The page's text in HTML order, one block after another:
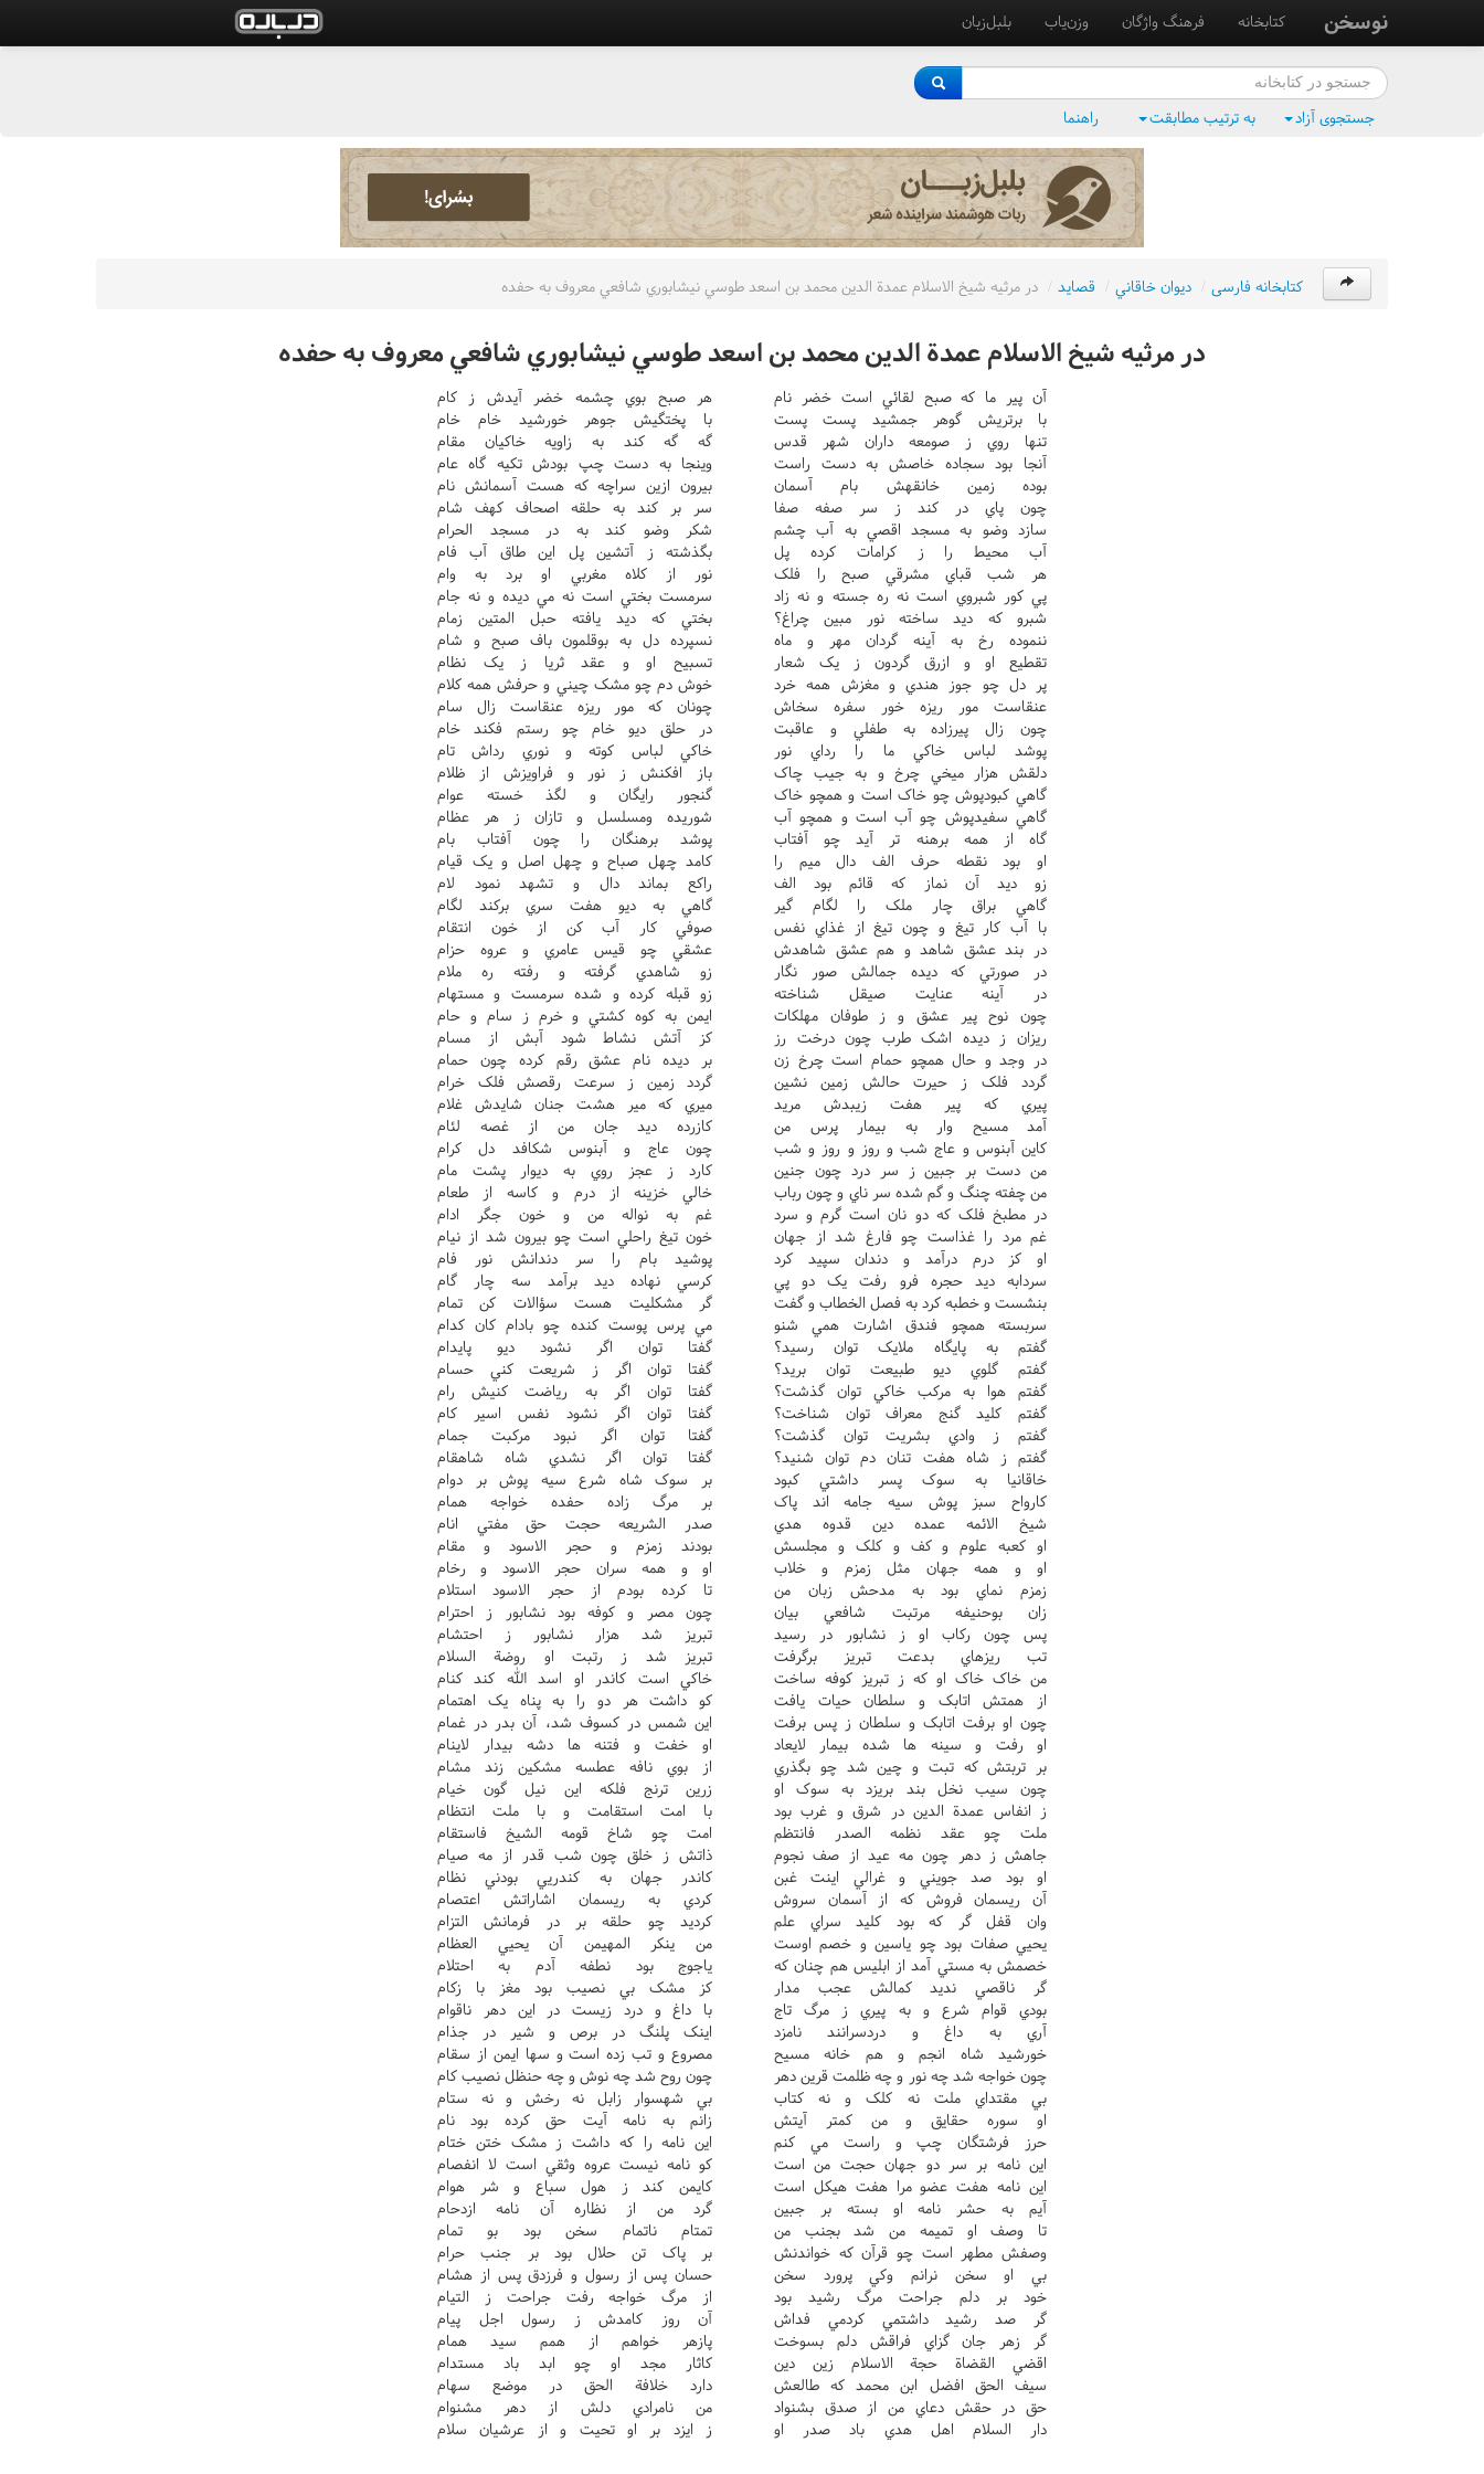
نوسخن کتابخانه فرهنگ واژگان وزن‌یاب بلبل‌زبان
جستجوی آزاد به ترتیب مطابقت راهنما
کتابخانه فارسی / ديوان خاقاني / قصايد / در مرثيه شيخ الاسلام عمدة الدين محمد بن اسعد طوسي نيشابوري شافعي معروف به حفده
در مرثيه شيخ الاسلام عمدة الدين محمد بن اسعد طوسي نيشابوري شافعي معروف به حفده
آن پير ما که صبح لقائي است خضر نام
هر صبح بوي چشمه خضر آيدش ز کام
با برتريش گوهر جمشيد پست پست
با پختگيش جوهر خورشيد خام خام
تنها روي ز صومعه داران شهر قدس
گه گه کند به زاويه خاکيان مقام
آنجا بود سجاده خاصش به دست راست
وينجا به دست چپ بودش تکيه گاه عام
بوده زمين خانقهش بام آسمان
بيرون ازين سراچه که هست آسمانش نام
چون پاي در کند ز سر صفه صفا
سر بر کند به حلقه اصحاف کهف شام
سازد وضو به مسجد اقصي به آب چشم
شکر وضو کند به در مسجد الحرام
آب محيط را ز کرامات کرده پل
بگذشته ز آتشين پل اين طاق آب فام
هر شب قباي مشرقي صبح را فلک
نور از کلاه مغربي او برد به وام
پي کور شبروي است نه ره جسته و نه زاد
سرمست بختي است نه مي ديده و نه جام
شبرو که ديد ساخته نور مبين چراغ؟
بختي که ديد يافته حبل المتين زمام
ننموده رخ به آينه گردان مهر و ماه
نسپرده دل به بوقلمون باف صبح و شام
تقطيع او و ازرق گردون ز يک شعار
تسبيح او و عقد ثريا ز يک نظام
پر دل چو جوز هندي و مغزش همه خرد
خوش دم چو مشک چيني و حرفش همه کلام
عنقاست مور ريزه خور سفره سخاش
چونان که مور ريزه عنقاست زال سام
چون زال پيرزاده به طفلي و عاقبت
در حلق ديو خام چو رستم فکند خام
پوشد لباس خاکي ما را رداي نور
خاکي لباس کوته و نوري رداش تام
دلقش هزار ميخي چرخ و به جيب چاک
باز افکنش ز نور و فراويزش از ظلام
گاهي کبودپوش چو خاک است و همچو خاک
گنجور رايگان و لگذ خسته عوام
گاهي سفيدپوش چو آب است و همچو آب
شوريده ومسلسل و تازان ز هر عظام
گاه از همه برهنه تر آيد چو آفتاب
پوشد برهنگان را چون آفتاب بام
او بود نقطه حرف الف دال ميم را
کامد چهل صباح و چهل اصل و يک قيام
زو ديد آن نماز که قائم بود الف
راکع بماند دال و تشهد نمود لام
گاهي براق چار ملک را لگام گير
گاهي به ديو هفت سري برکند لگام
با آب کار تيغ و چون تيغ از غذاي نفس
صوفي کار آب کن از خون انتقام
در بند عشق شاهد و هم عشق شاهدش
عشقي چو قيس عامري و عروه حزام
در صورتي که ديده جمالش صور نگار
زو شاهدي گرفته و رفته ره ملام
در آينه عنايت صيقل شناخته
زو قبله کرده و شده سرمست و مستهام
چون نوح پير عشق و ز طوفان مهلکات
ايمن به کوه کشتي و خرم ز سام و حام
ريزان ز ديده اشک طرب چون درخت رز
کز آتش نشاط شود آبش از مسام
در وجد و حال همچو حمام است چرخ زن
بر ديده نام عشق رقم کرده چون حمام
گردد فلک ز حيرت حالش زمين نشين
گردد زمين ز سرعت رقصش فلک خرام
پيري که پير هفت زيبدش مريد
ميري که مير هشت جنان شايدش غلام
آمد مسيح وار به بيمار پرس من
کازرده ديد جان من از غصه لئام
کاين آبنوس و عاج شب و روز و روز و شب
چون عاج و آبنوس شکافد دل کرام
من دست بر جبين ز سر درد چون جنين
کارد ز عجز روي به ديوار پشت مام
من چفته چنگ و گم شده سر ناي و چون رباب
خالي خزينه از درم و کاسه از طعام
در مطبخ فلک که دو نان است گرم و سرد
غم به نواله من و خون جگر ادام
غم مرد را غذاست چو فارغ شد از جهان
خون تيغ راحلي است چو بيرون شد از نيام
او کز درم درآمد و دندان سپيد کرد
پوشيد بام را سر دندانش نور فام
سردابه ديد حجره فرو رفت يک دو پي
کرسي نهاده ديد برآمد سه چار گام
بنشست و خطبه کرد به فصل الخطاب و گفت
گر مشکليت هست سؤالات کن تمام
سربسته همچو فندق اشارت همي شنو
مي پرس پوست کنده چو بادام کان کدام
گفتم به پايگاه ملايک توان رسيد؟
گفتا توان اگر نشود ديو پايدام
گفتم گلوي ديو طبيعت توان بريد؟
گفتا توان اگر ز شريعت کني حسام
گفتم هوا به مرکب خاکي توان گذشت؟
گفتا توان اگر به رياضت کنيش رام
گفتم کليد گنج معراف توان شناخت؟
گفتا توان اگر نشود نفس اسير کام
گفتم ز وادي بشريت توان گذشت؟
گفتا توان اگر نبود مرکبت جمام
گفتم ز شاه هفت تنان دم توان شنيد؟
گفتا توان اگر نشدي شاه شاهقام
خاقانيا به سوک پسر داشتي کبود
بر سوک شاه شرع سيه پوش بر دوام
کارواح سبز پوش سيه جامه اند پاک
بر مرگ زاده حفده خواجه همام
شيخ الائمه عمده دين قدوه هدي
صدر الشريعه حجت حق مفتي انام
او کعبه علوم و کف و کلک و مجلسش
بودند زمزم و حجر الاسود و مقام
او و همه جهان مثل زمزم و خلاب
او و همه سران حجر الاسود و رخام
زمزم نماي بود به مدحش زبان من
تا کرده بودم از حجر الاسود استلام
زان بوحنيفه مرتبت شافعي بيان
چون مصر و کوفه بود نشابور ز احترام
پس چون رکاب او ز نشابور در رسيد
تبريز شد هزار نشابور ز احتشام
تب ريزهاي بدعت تبريز برگرفت
تبريز شد ز رتبت او روضة السلام
من خاک خاک او که ز تبريز کوفه ساخت
خاکي است کاندر او اسد الله کند کنام
از همتش اتابک و سلطان حيات يافت
کو داشت هر دو را به پناه يک اهتمام
چون او برفت اتابک و سلطان ز پس برفت
اين شمس در کسوف شد، آن بدر در غمام
او رفت و سينه ها شده بيمار لايعاد
او خفت و فتنه ها دشه بيدار لاينام
بر تربتش که تبت و چين شد چو بگذري
از بوي نافه عطسه مشکين زند مشام
چون سيب نخل بند بريزد به سوک او
زرين ترنج فلکه اين نيل گون خيام
ز انفاس عمدة الدين در شرق و غرب بود
با امت استقامت و با ملت انتظام
ملت چو عقد نظمه الصدر فانتظم
امت چو شاخ قومه الشيخ فاستقام
جاهش ز دهر چون مه عيد از صف نجوم
ذاتش ز خلق چون شب قدر از مه صيام
او بود صد جويني و غرالي اينت غبن
کاندر جهان به کندريي بودني نظام
آن ريسمان فروش که از آسمان سروش
کردي به ريسمان اشاراتش اعتصام
وان قفل گر که بود کليد سراي علم
کرديد چو حلقه بر در فرمانش التزام
يحيي صفات بود چو ياسين و خصم اوست
من ينکر المهيمن آن يحيي العظام
خصمش به مستي آمد از ابليس هم چنان که
ياجوج بود نطفه آدم به احتلام
گر ناقصي نديد کمالش عجب مدار
کز مشک بي نصيب بود مغز با زکام
بودي قوام شرع و به پيري ز مرگ تاج
با داغ و درد زيست در اين دهر ناقوام
آري به داغ و دردسرانند نامزد
اينک پلنگ در برص و شير در جذام
خورشيد شاه انجم و هم خانه مسيح
مصروع و تب زده است و سها ايمن از سقام
چون خواجه شد چه نور و چه ظلمت قرين دهر
چون روح شد چه نوش و چه حنظل نصيب کام
بي مقتداي ملت نه کلک و نه کتاب
بي شهسوار زابل نه رخش و نه ستام
او سوره حقايق و من کمتر آيتش
زانم به نامه آيت حق کرده بود نام
حرز فرشتگان چپ و راست مي کنم
اين نامه را که داشت ز مشک ختن ختام
اين نامه بر سر دو جهان حجت من است
کو نامه نيست عروه وثقي است لا انفصام
اين نامه هفت عضو مرا هفت هيکل است
کايمن کند ز هول سباع و شر هوام
آيم به حشر نامه او بسته بر جبين
گرد من از نظاره آن نامه ازدحام
تا وصف او تميمه من شد بجنب من
تمتام ناتمام سخن بود بو تمام
وصفش مطهر است چو قرآن که خواندنش
بر پاک تن حلال بود بر جنب حرام
بي او سخن نرانم وکي پرورد سخن
حسان پس از رسول و فرزدق پس از هشام
خود بر دلم جراحت مرگ رشيد بود
از مرگ خواجه رفت جراحت ز التيام
گر صد رشيد داشتمي کردمي فداش
آن روز کامدش ز رسول اجل پيام
گر زهر جان گزاي فراقش دلم بسوخت
پازهر خواهم از همم سيد همام
اقضي القضاة حجة الاسلام زين دين
کاثار مجد او چو ابد باد مستدام
سيف الحق افضل ابن محمد که طالعش
دارد خلافة الحق در موضع سهام
حق در حقش دعاي من از صدق بشنواد
من نامرادي دلش از دهر مشنوام
دار السلام اهل هدي باد صدر او
ز ايزد بر او تحيت و از عرشيان سلام